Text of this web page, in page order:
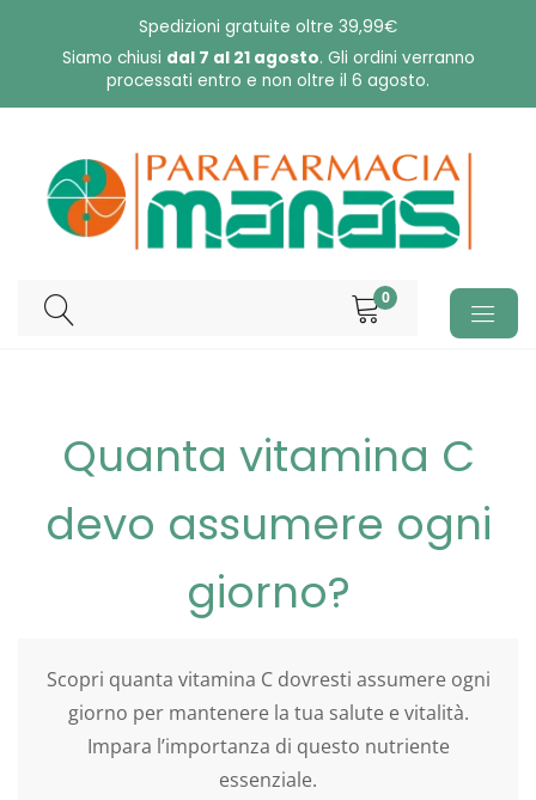
Spedizioni gratuite oltre 39,99€
Siamo chiusi dal 7 al 21 agosto. Gli ordini verranno
processati entro e non oltre il 6 agosto.
0
Quanta vitamina C
devo assumere ogni
giorno?
Scopri quanta vitamina C dovresti assumere ogni
giorno per mantenere la tua salute e vitalità.
Impara l’importanza di questo nutriente
essenziale.